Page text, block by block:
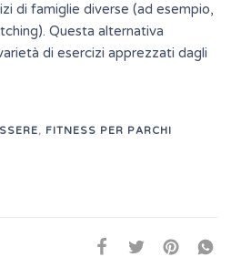
di famiglie diverse (ad esempio,
Questa alternativa
di esercizi apprezzati dagli
, FITNESS PER PARCHI